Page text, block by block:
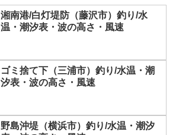
湘南港/白灯堤防（藤沢市）釣り/水
温・潮汐表・波の高さ・風速
ゴミ捨て下（三浦市）釣り/水温・潮
汐表・波の高さ・風速
野島沖堤（横浜市）釣り/水温・潮汐